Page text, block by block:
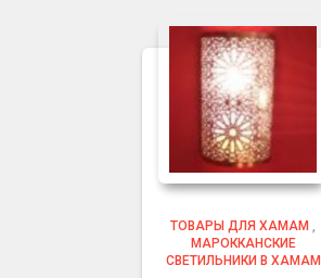
ТОВАРЫ ДЛЯ ХАМАМ
МАРОККАНСКИЕ
СВЕТИЛЬНИКИ В ХАМАМ